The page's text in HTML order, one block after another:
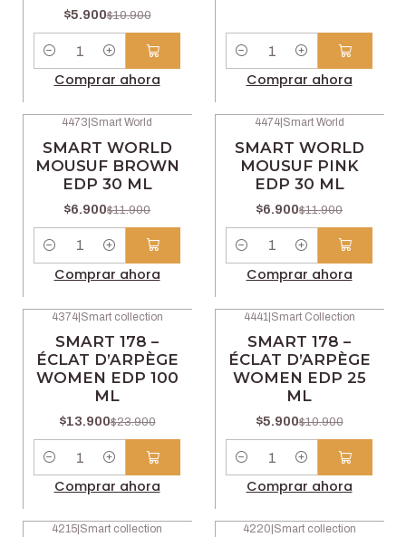
$5.900$10.900
Comprar ahora Comprar ahora
4473 Smart World
SMART WORLD
MOUSUF BROWN
EDP 30 ML
$6.900$11.900
Cantidad
Comprar ahora
4474| Smart World
SMART WORLD
MOUSUF PINK
EDP 30 ML
$6.900$11.900
Cantidad
Comprar ahora
4374|Smart collection
SMART 178 –
ÉCLAT D’ARPÈGE
WOMEN EDP 100
ML
$13.900$23.900
Comprar ahora
4441 |Smart Collection
SMART 178 –
ÉCLAT D’ARPÈGE
WOMEN EDP 25
ML
$5.900$10.900
Comprar ahora
4215 Smart collection 4220 Smart collection